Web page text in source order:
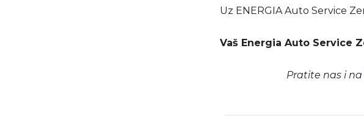
Uz ENERGIA Auto Service
Vaš Energia Auto Service
Pratite nas i na